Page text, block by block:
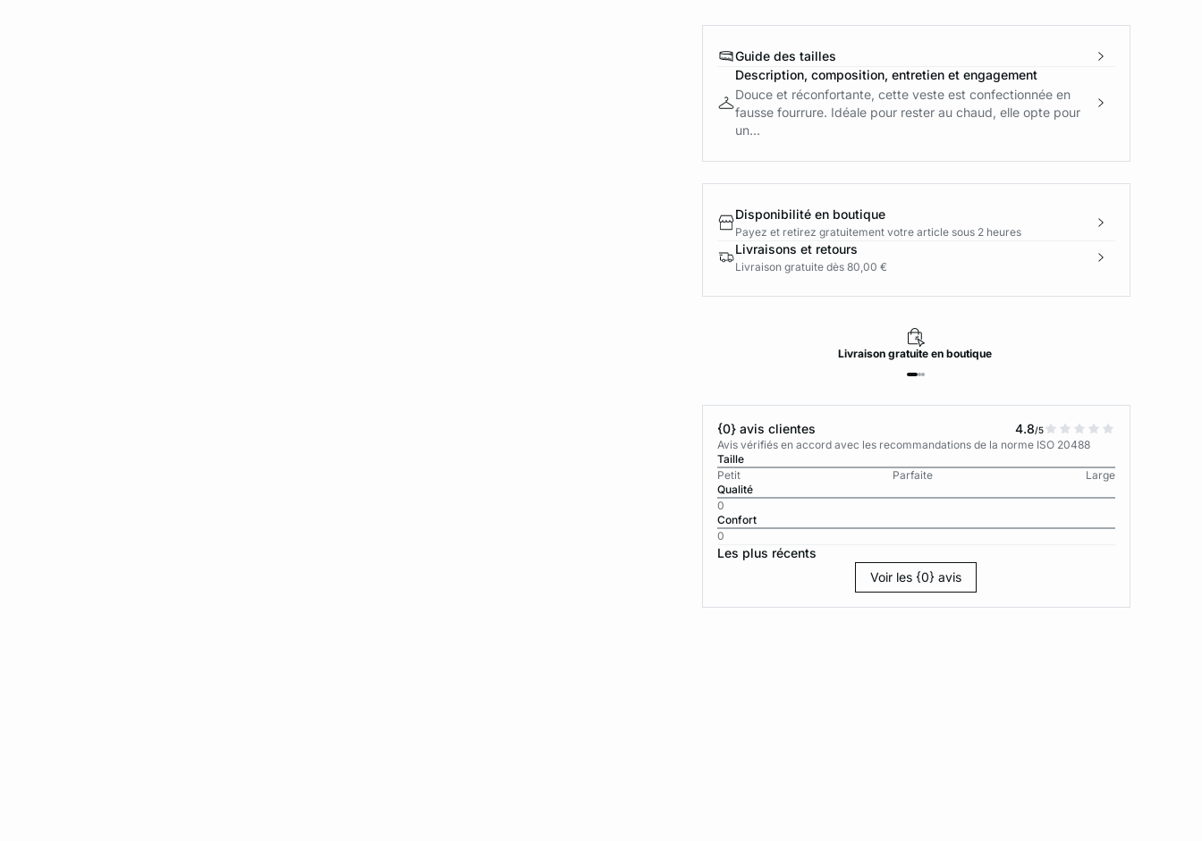
Guide des tailles
Description, composition, entretien et engagement
Douce et réconfortante, cette veste est confectionnée en
fausse fourrure. Idéale pour rester au chaud, elle opte pour
un...
Disponibilité en boutique
Payez et retirez gratuitement votre article sous 2 heures
Livraisons et retours
Livraison gratuite dès 80,00 €
Livraison gratuite en boutique
{0} avis clientes 4.8/5
Avis vérifiés en accord avec les recommandations de la norme ISO 20488
Taille
Petit
Parfaite
Large
Qualité
0
Confort
0
Les plus récents
Voir les {0} avis